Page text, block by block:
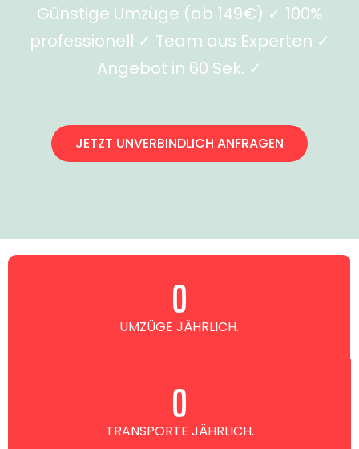
Günstige Umzüge (ab 149€) ✓ 100%
professionell ✓ Team aus Experten ✓
Angebot in 60 Sek. ✓
JETZT UNVERBINDLICH ANFRAGEN
UMZÜGE JÄHRLICH.
0
TRANSPORTE JÄHRLICH.
0